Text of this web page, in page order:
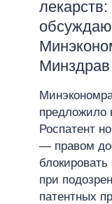
лекарств:
Минздрав
предложило
Роспатент
— правом
блокировать
при
патентных